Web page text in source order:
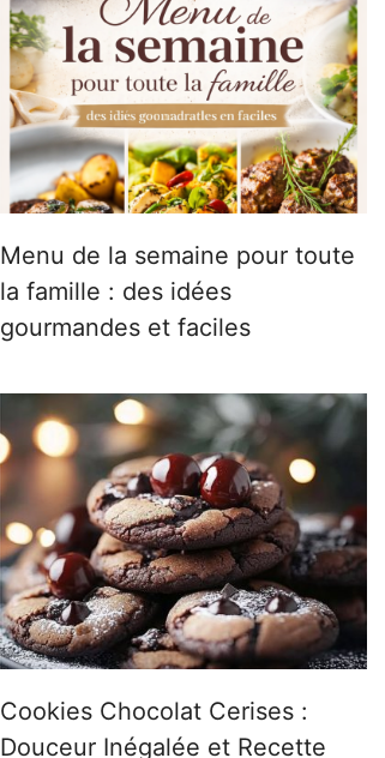
Menu de la semaine pour toute
la famille : des idées
gourmandes et faciles
Cookies Chocolat Cerises :
Douceur Inégalée et Recette